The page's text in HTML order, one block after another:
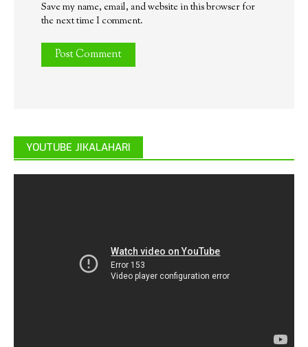
Save my name, email, and website in this browser for
the next time I comment.
YOUTUBE JIKALAHARI